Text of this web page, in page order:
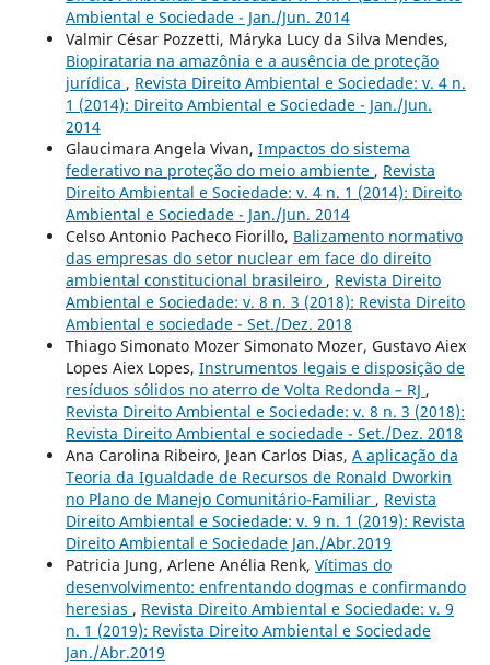
Ambiental e Sociedade - Jan./Jun. 2014
Valmir César Pozzetti, Máryka Lucy da Silva Mendes,
Biopirataria na amazônia e a ausência de proteção
jurídica , Revista Direito Ambiental e Sociedade: v. 4 n.
1 (2014): Direito Ambiental e Sociedade - Jan./Jun.
2014
Glaucimara Angela Vivan, Impactos do sistema
federativo na proteção do meio ambiente , Revista
Direito Ambiental e Sociedade: v. 4 n. 1 (2014): Direito
Ambiental e Sociedade - Jan./Jun. 2014
Celso Antonio Pacheco Fiorillo, Balizamento normativo
das empresas do setor nuclear em face do direito
ambiental constitucional brasileiro , Revista Direito
Ambiental e Sociedade: v. 8 n. 3 (2018): Revista Direito
Ambiental e sociedade - Set./Dez. 2018
Thiago Simonato Mozer Simonato Mozer, Gustavo Aiex
Lopes Aiex Lopes, Instrumentos legais e disposição de
resíduos sólidos no aterro de Volta Redonda – RJ ,
Revista Direito Ambiental e Sociedade: v. 8 n. 3 (2018):
Revista Direito Ambiental e sociedade - Set./Dez. 2018
Ana Carolina Ribeiro, Jean Carlos Dias, A aplicação da
Teoria da Igualdade de Recursos de Ronald Dworkin
no Plano de Manejo Comunitário-Familiar , Revista
Direito Ambiental e Sociedade: v. 9 n. 1 (2019): Revista
Direito Ambiental e Sociedade Jan./Abr.2019
Patricia Jung, Arlene Anélia Renk, Vítimas do
desenvolvimento: enfrentando dogmas e confirmando
heresias , Revista Direito Ambiental e Sociedade: v. 9
n. 1 (2019): Revista Direito Ambiental e Sociedade
Jan./Abr.2019